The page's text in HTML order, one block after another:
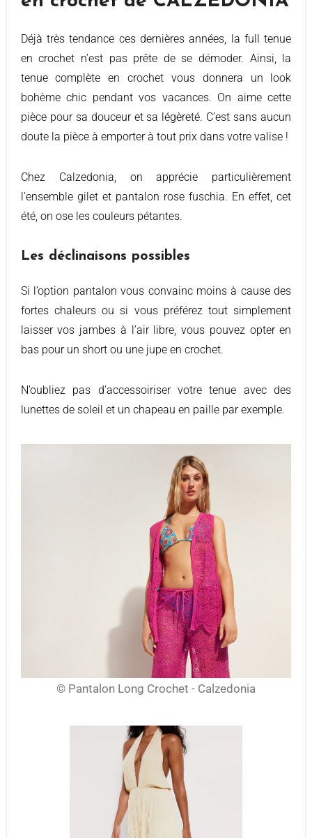
© Pantalon Long Crochet - Calzedonia
Déjà très tendance ces dernières années, la full tenue
en crochet n’est pas prête de se démoder. Ainsi, la
tenue complète en crochet vous donnera un look
bohème chic pendant vos vacances. On aime cette
pièce pour sa douceur et sa légèreté. C’est sans aucun
doute la pièce à emporter à tout prix dans votre valise !
Chez Calzedonia, on apprécie particulièrement
l’ensemble gilet et pantalon rose fuschia. En effet, cet
été, on ose les couleurs pétantes.
Les déclinaisons possibles
Si l’option pantalon vous convainc moins à cause des
fortes chaleurs ou si vous préférez tout simplement
laisser vos jambes à l’air libre, vous pouvez opter en
bas pour un short ou une jupe en crochet.
N’oubliez pas d’accessoiriser votre tenue avec des
lunettes de soleil et un chapeau en paille par exemple.